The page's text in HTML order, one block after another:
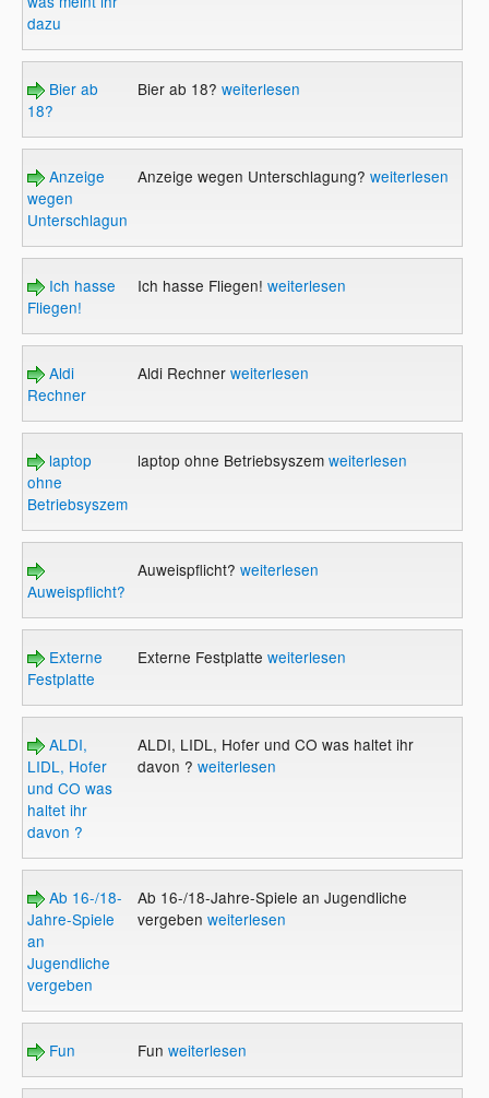
dazu
Bier ab
18?
Bier ab 18? weiterlesen
Anzeige
wegen
Unterschlagung?
Anzeige wegen Unterschlagung? weiterlesen
Ich hasse
Fliegen!
Ich hasse Fliegen! weiterlesen
Aldi
Rechner
Aldi Rechner weiterlesen
laptop
ohne
Betriebsyszem
laptop ohne Betriebsyszem weiterlesen
Auweispflicht?
Auweispflicht? weiterlesen
Externe
Festplatte
Externe Festplatte weiterlesen
ALDI,
LIDL, Hofer
und CO was
haltet ihr
davon ?
ALDI, LIDL, Hofer und CO was haltet ihr
davon ? weiterlesen
Ab 16-/18-
Jahre-Spiele
an
Jugendliche
vergeben
Ab 16-/18-Jahre-Spiele an Jugendliche
vergeben weiterlesen
Fun Fun weiterlesen